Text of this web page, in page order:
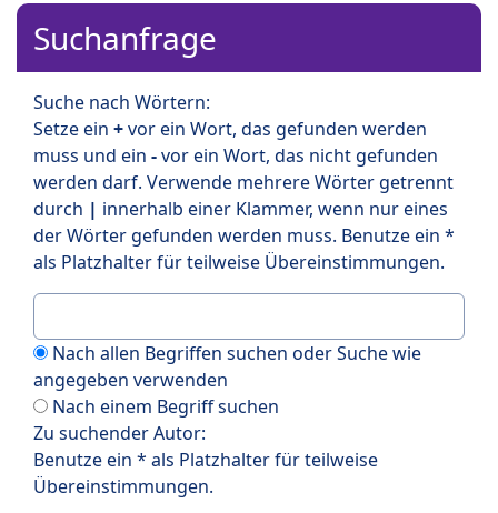
Suchanfrage
Suche nach Wörtern:
Setze ein +vor ein Wort, das gefunden werden
muss und ein -vor ein Wort, das nicht gefunden
werden darf. Verwende mehrere Wörter getrennt
durch | innerhalb einer Klammer, wenn nur eines
der Wörter gefunden werden muss. Benutze ein *
als Platzhalter für teilweise Übereinstimmungen.
Nach allen Begriffen suchen oder Suche wie
angegeben verwenden
Nach einem Begriff suchen
Zu suchender Autor:
Benutze ein * als Platzhalter für teilweise
Übereinstimmungen.